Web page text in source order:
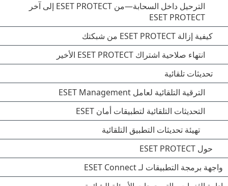
الترحيل داخل السحابة—من ESET PROTECT إلى آخر
ESET PROTECT
كيفية إزالة ESET PROTECT من شبكتك
انتهاء صلاحية اشتراك ESET PROTECT الأخير
تحديثات تلقائية
الترقية التلقائية لعامل ESET Management
التحديثات التلقائية لتطبيقات أمان ESET
تهيئة تحديثات التطبيق التلقائية
حول ESET PROTECT
واجهة برمجة التطبيقات لـ ‎ESET Connect